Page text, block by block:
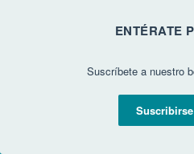
ENTÉRATE
Suscríbete a nuestro